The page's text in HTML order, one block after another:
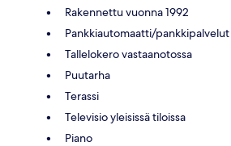
Rakennettu vuonna 1992
Pankkiautomaatti/pankkipalvelut
Tallelokero vastaanotossa
Puutarha
Terassi
Televisio yleisissä tiloissa
Piano